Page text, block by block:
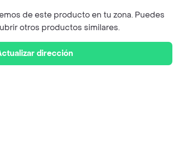
de este producto en tu zona. Puedes
otros productos similares.
dirección